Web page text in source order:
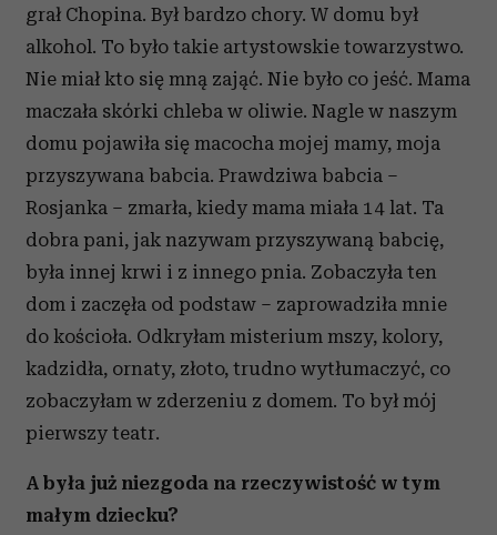
grał Chopina. Był bardzo chory. W domu był
alkohol. To było takie artystowskie towarzystwo.
Nie miał kto się mną zająć. Nie było co jeść. Mama
maczała skórki chleba w oliwie. Nagle w naszym
domu pojawiła się macocha mojej mamy, moja
przyszywana babcia. Prawdziwa babcia –
Rosjanka – zmarła, kiedy mama miała 14 lat. Ta
dobra pani, jak nazywam przyszywaną babcię,
była innej krwi i z innego pnia. Zobaczyła ten
dom i zaczęła od podstaw – zaprowadziła mnie
do kościoła. Odkryłam misterium mszy, kolory,
kadzidła, ornaty, złoto, trudno wytłumaczyć, co
zobaczyłam w zderzeniu z domem. To był mój
pierwszy teatr.
A była już niezgoda na rzeczywistość w tym
małym dziecku?